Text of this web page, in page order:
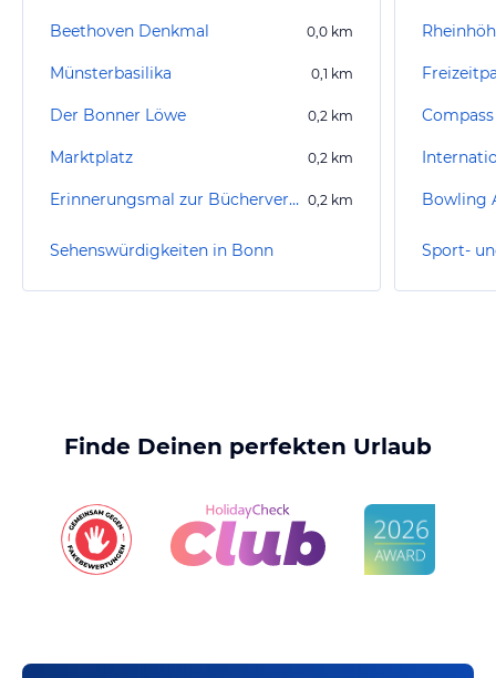
Beethoven Denkmal 0,0 km
Münsterbasilika 0,1 km
Der Bonner Löwe 0,2 km
Marktplatz 0,2 km
Erinnerungsmal zur Bücherverbrennung 0,2 km
Sehenswürdigkeiten in Bonn
Bowling
Sport-
Finde Deinen perfekten Urlaub